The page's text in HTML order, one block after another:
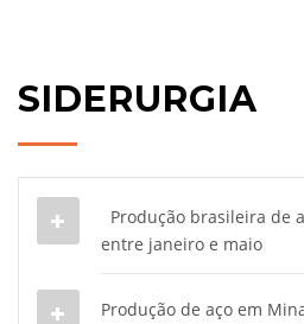
SIDERURGIA
Produção brasileira de
entre janeiro e maio
Produção de aço em